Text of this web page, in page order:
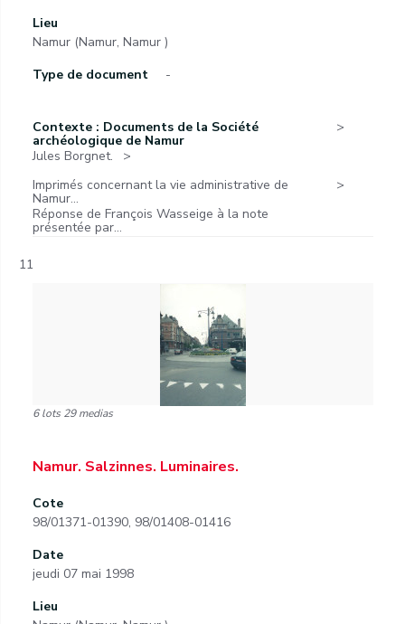
Lieu
Namur (Namur, Namur )
Type de document
-
Contexte : Documents de la Société
archéologique de Namur
Jules Borgnet.
Imprimés concernant la vie administrative de
Namur...
Réponse de François Wasseige à la note
présentée par...
11
6 lots 29 medias
Namur. Salzinnes. Luminaires.
Cote
98/01371-01390, 98/01408-01416
Date
jeudi 07 mai 1998
Lieu